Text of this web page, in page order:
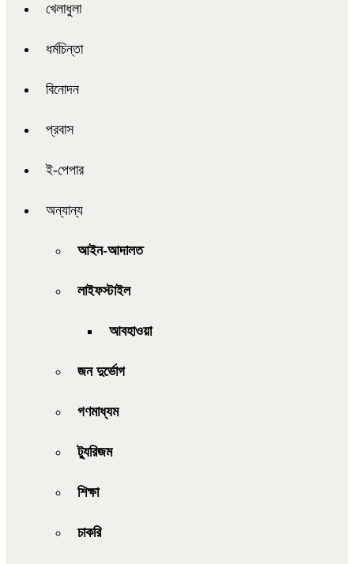
খেলাধুলা
ধর্মচিন্তা
বিনোদন
প্রবাস
ই-পেপার
অন্যান্য
আইন-আদালত
লাইফস্টাইল
আবহাওয়া
জন দুর্ভোগ
গণমাধ্যম
ট্যুরিজম
শিক্ষা
চাকরি